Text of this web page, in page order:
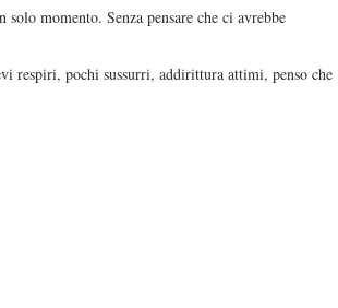
momento. Senza pensare che ci avrebbe
respiri, pochi sussurri, addirittura attimi, penso che